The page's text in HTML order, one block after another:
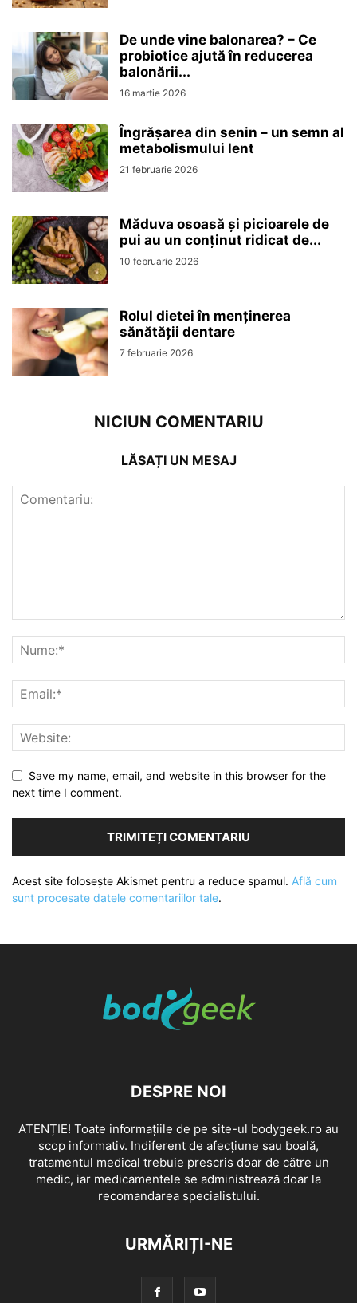
De unde vine balonarea? – Ce
probiotice ajută în reducerea
balonării...
16 martie 2026
Îngrășarea din senin – un semn al
metabolismului lent
21 februarie 2026
Măduva osoasă și picioarele de
pui au un conținut ridicat de...
10 februarie 2026
Rolul dietei în menținerea
sănătății dentare
7 februarie 2026
NICIUN COMENTARIU
LĂSAȚI UN MESAJ
Save my name, email, and website in this browser for the
next time I comment.
Acest site folosește Akismet pentru a reduce spamul. Află cum
sunt procesate datele comentariilor tale.
DESPRE NOI
ATENȚIE! Toate informațiile de pe site-ul bodygeek.ro au
scop informativ. Indiferent de afecțiune sau boală,
tratamentul medical trebuie prescris doar de către un
medic, iar medicamentele se administrează doar la
recomandarea specialistului.
URMĂRIȚI-NE